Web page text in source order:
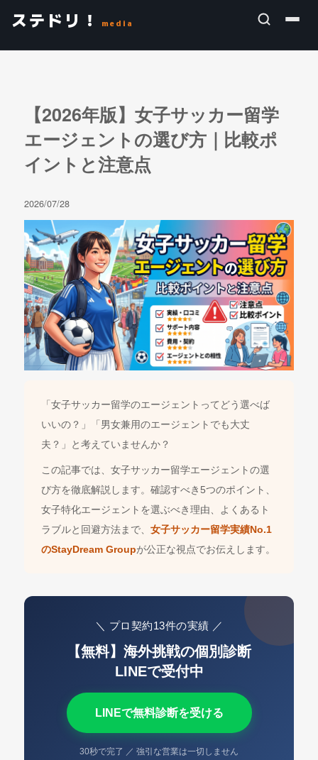
ステドリ！ media
【2026年版】女子サッカー留学
エージェントの選び方｜比較ポ
イントと注意点
2026/07/28
「女子サッカー留学のエージェントってどう選べば
いいの？」「男女兼用のエージェントでも大丈
夫？」と考えていませんか？
この記事では、女子サッカー留学エージェントの選
び方を徹底解説します。確認すべき5つのポイント、
女子特化エージェントを選ぶべき理由、よくあるト
ラブルと回避方法まで、女子サッカー留学実績No.1
のStayDream Groupが公正な視点でお伝えします。
＼ プロ契約13件の実績 ／
【無料】海外挑戦の個別診断
LINEで受付中
LINEで無料診断を受ける
30秒で完了 ／ 強引な営業は一切しません